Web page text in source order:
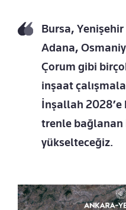
Bursa,
Adana,
Çorum gibi
inşaat
İnşallah 2028’e
trenle bağlanan il
yükselteceğiz.